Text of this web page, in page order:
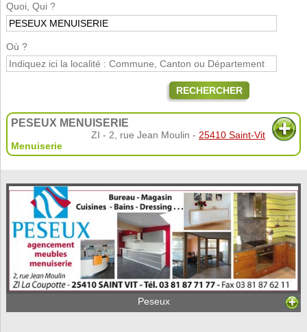
Quoi, Qui ?
Où ?
RECHERCHER
PESEUX MENUISERIE
ZI - 2, rue Jean Moulin - 25410 Saint-Vit
Menuiserie
Peseux